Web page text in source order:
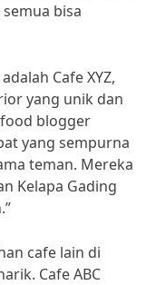
bisa
Cafe XYZ,
yang unik dan
blogger
yang sempurna
teman. Mereka
Kelapa Gading
cafe lain di
Cafe ABC